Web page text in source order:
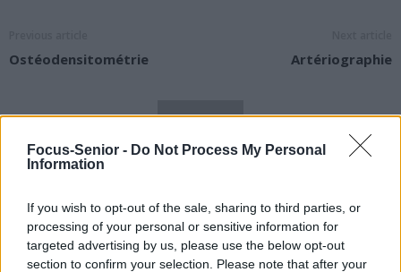
Focus-Senior - Do Not Process My Personal
Information
If you wish to opt-out of the sale, sharing to third parties, or
processing of your personal or sensitive information for
targeted advertising by us, please use the below opt-out
section to confirm your selection. Please note that after your
Ostéodensitométrie Artériographie
news
RELATED ARTICLES MORE FROM AUTHOR